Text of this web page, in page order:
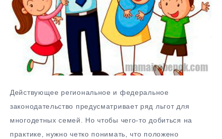
Действующее региональное и федеральное
законодательство предусматривает ряд льгот для
многодетных семей. Но чтобы чего-то добиться на
практике, нужно четко понимать, что положено